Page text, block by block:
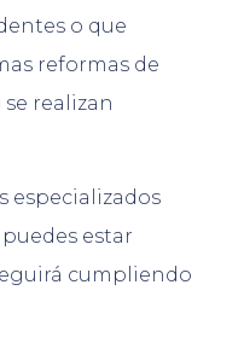
o que
reformas de
realizan
especializados
estar
cumpliendo